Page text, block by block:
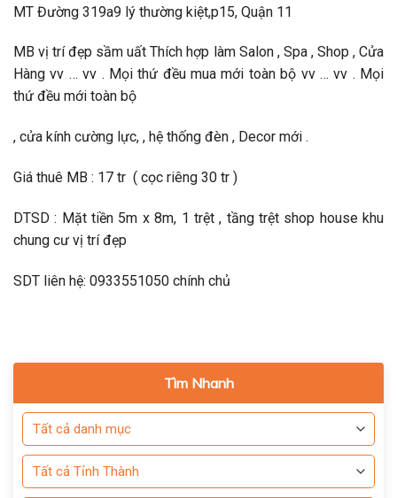
MT Đường 319a9 lý thường kiệt,p15, Quận 11
MB vị trí đẹp sầm uất Thích hợp làm Salon , Spa , Shop , Cửa
Hàng vv … vv . Mọi thứ đều mua mới toàn bộ vv … vv . Mọi
thứ đều mới toàn bộ
, cửa kính cường lực, , hệ thống đèn , Decor mới .
Giá thuê MB : 17 tr ( cọc riêng 30 tr )
DTSD : Mặt tiền 5m x 8m, 1 trệt , tầng trệt shop house khu
chung cư vị trí đẹp
SDT liên hệ: 0933551050 chính chủ
Tìm Nhanh